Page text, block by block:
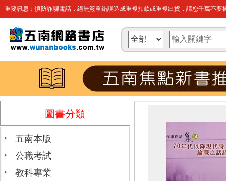
重要訊息：慎防詐騙電話，絕無簽單錯誤造成重複扣款或重複出貨，請您千萬不要
圖書分類
五南本版
公職考試
教科專業